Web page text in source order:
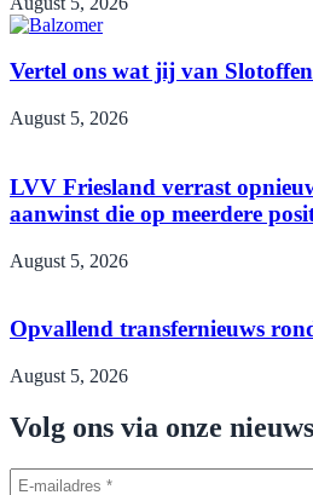
Vertel ons wat jij van
August 5, 2026
LVV Friesland verrast
aanwinst die op meerdere
August 5, 2026
Opvallend transfernieuws
August 5, 2026
Volg ons via onze